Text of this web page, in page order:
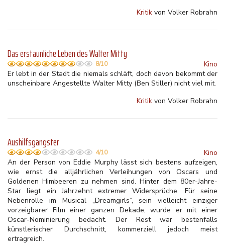
Kritik von Volker Robrahn
Das erstaunliche Leben des Walter Mitty
8/10
Kino
Er lebt in der Stadt die niemals schläft, doch davon bekommt der
unscheinbare Angestellte Walter Mitty (Ben Stiller) nicht viel mit.
Kritik von Volker Robrahn
Aushilfsgangster
4/10
Kino
An der Person von Eddie Murphy lässt sich bestens aufzeigen,
wie ernst die alljährlichen Verleihungen von Oscars und
Goldenen Himbeeren zu nehmen sind. Hinter dem 80er-Jahre-
Star liegt ein Jahrzehnt extremer Widersprüche. Für seine
Nebenrolle im Musical „Dreamgirls“, sein vielleicht einziger
vorzeigbarer Film einer ganzen Dekade, wurde er mit einer
Oscar-Nominierung bedacht. Der Rest war bestenfalls
künstlerischer Durchschnitt, kommerziell jedoch meist
ertragreich.